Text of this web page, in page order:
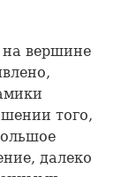
на вершине
того,
далеко